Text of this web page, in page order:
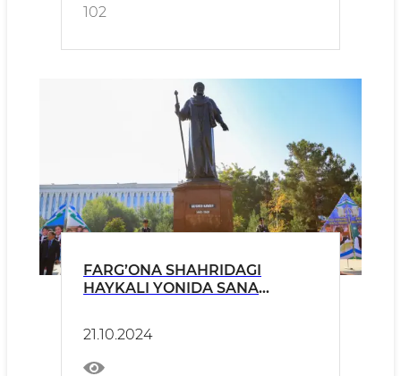
102
FARG’ONA SHAHRIDAGI
HAYKALI YONIDA SANA
21.10.2024